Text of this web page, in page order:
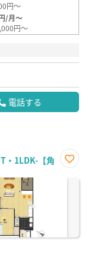
円～
/月～
円～
電話する
・1LDK-【角
に入